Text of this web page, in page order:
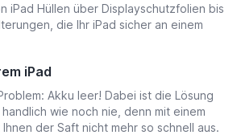
iPad Hüllen über Displayschutzfolien bis
die Ihr iPad sicher an einem
iPad
Akku leer! Dabei ist die Lösung
wie noch nie, denn mit einem
der Saft nicht mehr so schnell aus.